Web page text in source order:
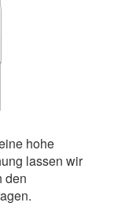
hohe
lassen wir
den